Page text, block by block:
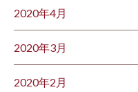
2020年4月
2020年3月
2020年2月